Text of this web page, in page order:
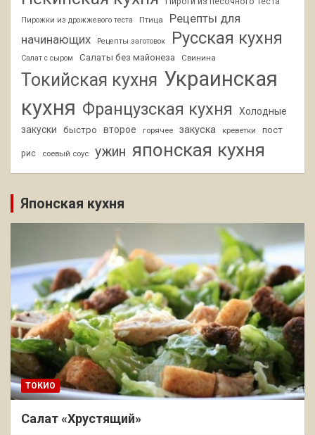
Пирожки из дрожжевого теста Птица
Рецепты для
начинающих
Рецепты заготовок Русская кухня
Салат с сыром Салаты без майонеза Свинина
Токийская кухня Украинская
кухня Французская кухня
Холодные
закуски
быстро второе горячее закуска креветки пост
рис соевый соус ужин японская кухня
Японская кухня
ТОКИО
Салат «Хрустящий»